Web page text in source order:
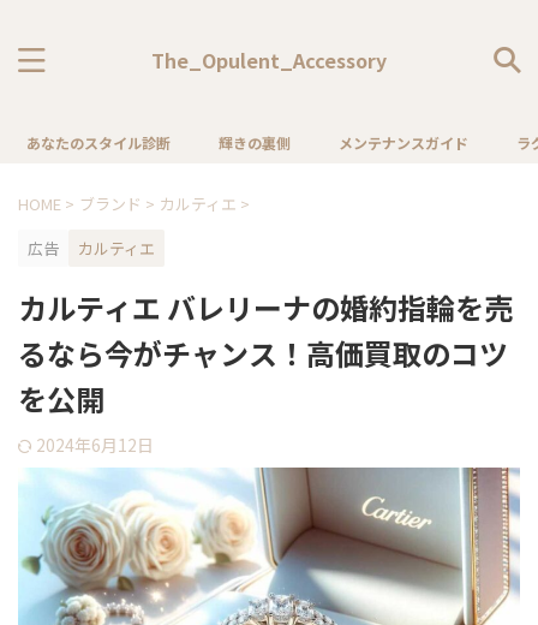
The_Opulent_Accessory
あなたのスタイル診断 輝きの裏側 メンテナンスガイド ラ
HOME > ブランド > カルティエ >
広告
カルティエ
カルティエ バレリーナの婚約指輪を売
るなら今がチャンス！高価買取のコツ
を公開
2024年6月12日